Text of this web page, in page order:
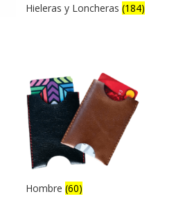
Hieleras y Loncheras(184)
Hombre(60)